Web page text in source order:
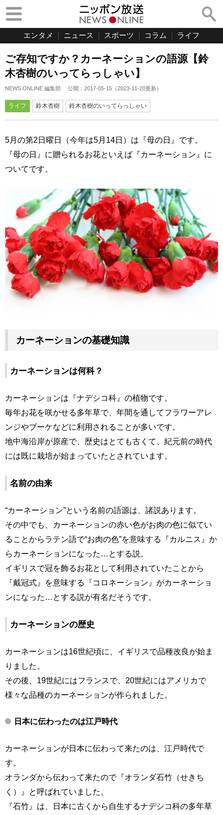
エンタメ ニュース スポーツ コラム ライフ
ご存知ですか？カーネーションの語源【鈴
木杏樹のいってらっしゃい】
NEWS ONLINE 編集部 公開： 2017-05-15 （2023-11-20更新）
ライフ 鈴木杏樹 鈴木杏樹のいってらっしゃい
5月の第2日曜日（今年は5月14日）は『母の日』です。
『母の日』に贈られるお花といえば『カーネーション』に
ついてです。
カーネーションの基礎知識
カーネーションは何科？
カーネーションは『ナデシコ科』の植物です。
毎年お花を咲かせる多年草で、年間を通してフラワーアレ
ンジやブーケなどに利用されることが多いです。
地中海沿岸が原産で、歴史はとても古くて、紀元前の時代
には既に栽培が始まっていたとされています。
名前の由来
“カーネーション”という名前の語源は、諸説あります。
その中でも、カーネーションの赤い色がお肉の色に似てい
ることからラテン語で“お肉の色”を意味する『カルニス』か
らカーネーションになった…とする説。
イギリスで冠を飾るお花として利用されていたことから
『戴冠式』を意味する『コロネーション』がカーネーショ
ンになった…とする説が有名だそうです。
カーネーションの歴史
カーネーションは16世紀頃に、イギリスで品種改良が始ま
りました。
その後、19世紀にはフランスで、20世紀にはアメリカで
様々な品種のカーネーションが作られました。
日本に伝わったのは江戸時代
カーネーションが日本に伝わって来たのは、江戸時代で
す。
オランダから伝わって来たので『オランダ石竹（せきち
く）』と呼ばれていました。
『石竹』は、日本に古くから自生するナデシコ科の多年草